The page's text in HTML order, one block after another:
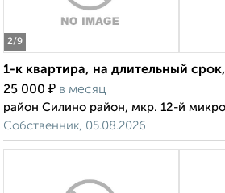
2/9
1-к квартира, на длительный
25 000 ₽ в месяц
район Силино район, мкр. 12-й
Собственник, 05.08.2026